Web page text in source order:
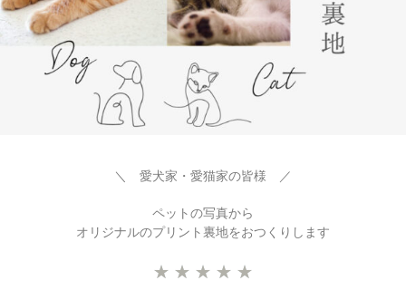
＼ 愛犬家・愛猫家の皆様 ／
ペットの写真から
オリジナルのプリント裏地をおつくりします
★ ★ ★ ★ ★